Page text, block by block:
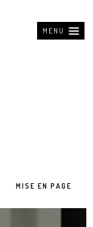
MENU
MISE EN PAGE